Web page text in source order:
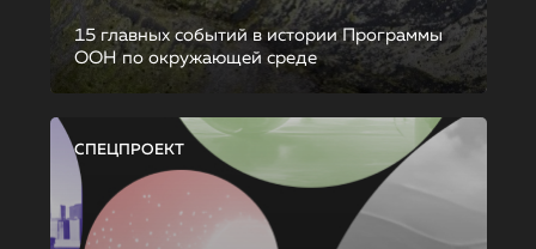
15 главных событий в истории Программы
ООН по окружающей среде
СПЕЦПРОЕКТ